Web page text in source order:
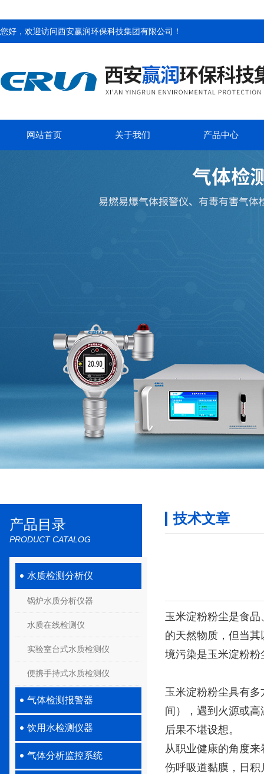
您好，欢迎访问西安赢润环保科技集团有限公司 ！
网站首页 关于我们 产品中心
产品目录
PRODUCT CATALOG
水质检测分析仪
锅炉水质分析仪器
水质在线检测仪
实验室台式水质检测仪
便携手持式水质检测仪
气体检测报警器
饮用水检测仪器
气体分析监控系统
技术文章
玉米淀粉粉尘是食
的天然物质，但当
境污染是玉米淀粉
玉米淀粉粉尘具有
间），遇到火源或
后果不堪设想。
从职业健康的角度
伤呼吸道黏膜，日